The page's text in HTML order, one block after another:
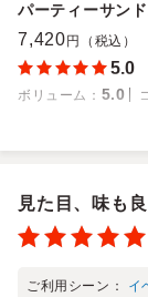
パーティーサン
7,420 円（税込）
5.0
ボリューム ： 5.0
見た目、味も
ご利用シーン： イ